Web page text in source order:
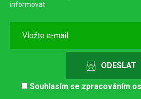
informovat
Souhlasím se zpracováním